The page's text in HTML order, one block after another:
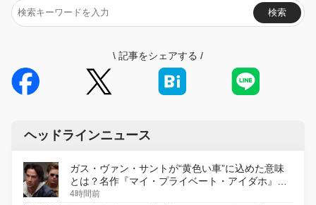
検索
\ 記事をシェアする /
ヘッドラインニュース
ガス・ヴァン・サントが“黄色い車”に込めた意味
とは？名作『マイ・プライベート・アイダホ』が
初のデジタルリマスター版で復活
4時間前